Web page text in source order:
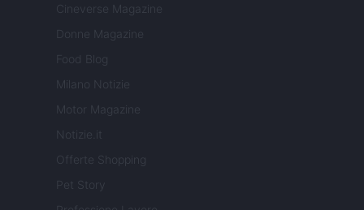
Cineverse Magazine
Donne Magazine
Food Blog
Milano Notizie
Motor Magazine
Notizie.it
Offerte Shopping
Pet Story